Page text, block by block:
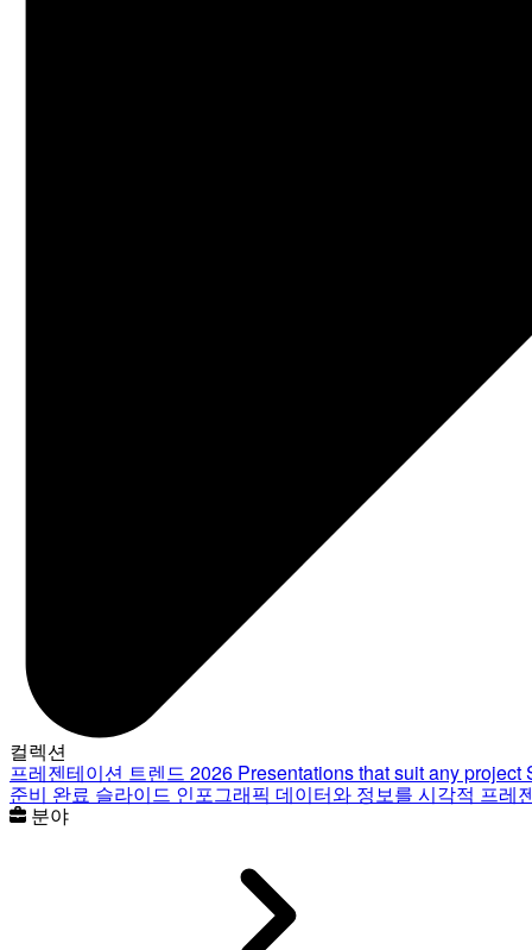
컬렉션
프레젠테이션 트렌드 2026 Presentations that suit any project
준비 완료 슬라이드 인포그래픽 데이터와 정보를 시각적 프레
분야